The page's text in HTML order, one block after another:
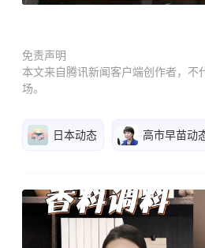
免责声明
本文来自腾讯新闻客户端创作者，不
场。
日本动态 高市早苗动